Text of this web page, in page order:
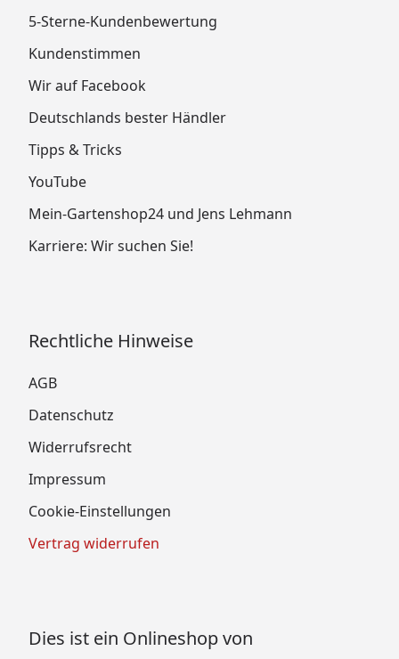
5-Sterne-Kundenbewertung
Kundenstimmen
Wir auf Facebook
Deutschlands bester Händler
Tipps & Tricks
YouTube
Mein-Gartenshop24 und Jens Lehmann
Karriere: Wir suchen Sie!
Rechtliche Hinweise
AGB
Datenschutz
Widerrufsrecht
Impressum
Cookie-Einstellungen
Vertrag widerrufen
Dies ist ein Onlineshop von